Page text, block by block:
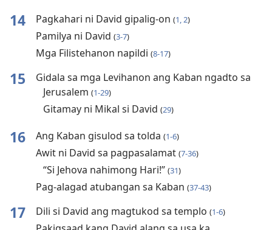
14 Pagkahari ni David gipalig-on (1, 2)
Pamilya ni David (3-7)
Mga Filistehanon napildi (8-17)
15
Gidala sa mga Levihanon ang Kaban ngadto sa
Jerusalem (1-29)
Gitamay ni Mikal si David (29)
16 Ang Kaban gisulod sa tolda (1-6)
Awit ni David sa pagpasalamat (7-36)
“Si Jehova nahimong Hari!” (31)
Pag-alagad atubangan sa Kaban (37-43)
17 Dili si David ang magtukod sa templo (1-6)